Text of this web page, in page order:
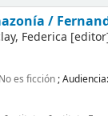
/
Federica
No es ficción; Audiencia: